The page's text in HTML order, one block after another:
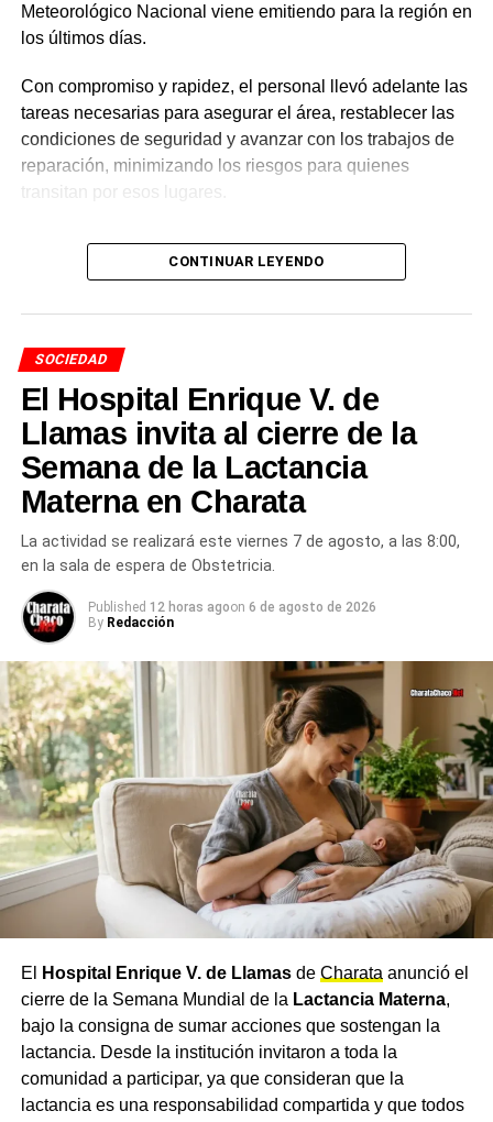
Meteorológico Nacional viene emitiendo para la región en
los últimos días.
Con compromiso y rapidez, el personal llevó adelante las
tareas necesarias para asegurar el área, restablecer las
condiciones de seguridad y avanzar con los trabajos de
reparación, minimizando los riesgos para quienes
transitan por esos lugares.
El trabajo de los equipos
reflejan el compromiso de los trabajadores municipales,
que responden con responsabilidad ante cada situación
para brindar soluciones y cuidar a toda la comunidad de
Charata .
Másnoticias de CharataenCharataChaco.Net.
CONTINUAR LEYENDO
SOCIEDAD
El Hospital Enrique V. de
Llamas invita al cierre de la
Semana de la Lactancia
Materna en Charata
La actividad se realizará este viernes 7 de agosto, a las 8:00,
en la sala de espera de Obstetricia.
Published 12 horas agoon 6 de agosto de 2026
By Redacción
El Hospital Enrique V. de Llamasde Charata anunció el
cierre de la Semana Mundial de la Lactancia Materna,
bajo la consigna de sumar acciones que sostengan la
lactancia. Desde la institución invitaron a toda la
comunidad a participar, ya que consideran que la
lactancia es una responsabilidad compartida y que todos